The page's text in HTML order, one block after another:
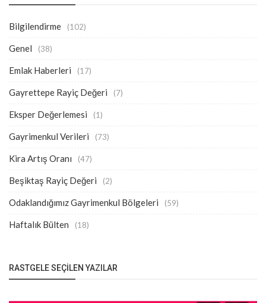
Bilgilendirme (102)
Genel (38)
Emlak Haberleri (17)
Gayrettepe Rayiç Değeri (7)
Eksper Değerlemesi (1)
Gayrimenkul Verileri (73)
Kira Artış Oranı (47)
Beşiktaş Rayiç Değeri (2)
Odaklandığımız Gayrimenkul Bölgeleri (59)
Haftalık Bülten (18)
RASTGELE SEÇILEN YAZILAR